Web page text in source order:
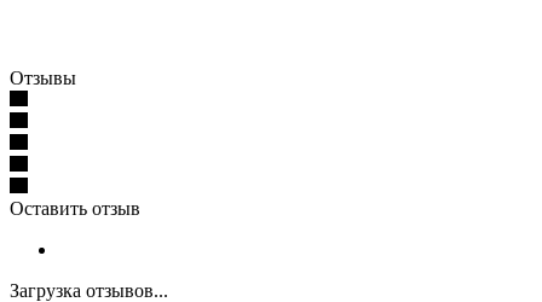
Отзывы
Оставить отзыв
Загрузка отзывов...